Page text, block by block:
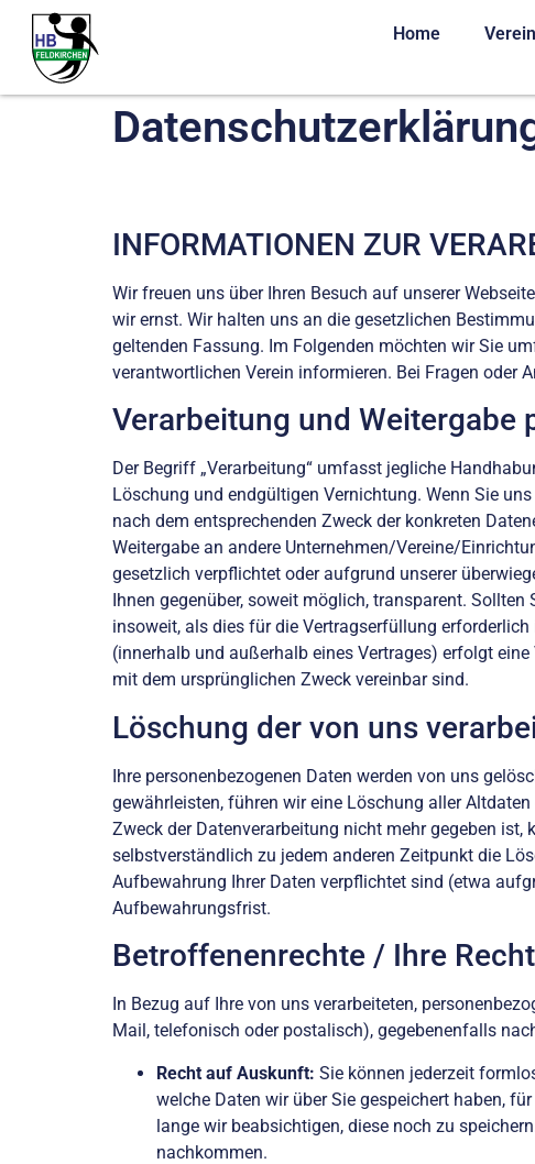
Home Verein
INFORMATIONEN ZUR
Wir freuen uns über Ihren Besuch auf unserer
wir ernst. Wir halten uns an die gesetzlichen
geltenden Fassung. Im Folgenden möchten wir Sie
verantwortlichen Verein informieren. Bei Fragen oder
Verarbeitung und Weitergabe
Der Begriff „Verarbeitung“ umfasst jegliche
Löschung und endgültigen Vernichtung. Wenn Sie
nach dem entsprechenden Zweck der konkreten
Weitergabe an andere Unternehmen/Vereine/
gesetzlich verpflichtet oder aufgrund unserer
Ihnen gegenüber, soweit möglich, transparent.
insoweit, als dies für die Vertragserfüllung
(innerhalb und außerhalb eines Vertrages) erfolgt
mit dem ursprünglichen Zweck vereinbar sind.
Löschung der von uns
Ihre personenbezogenen Daten werden von uns
gewährleisten, führen wir eine Löschung aller
Zweck der Datenverarbeitung nicht mehr gegeben ist,
selbstverständlich zu jedem anderen Zeitpunkt die
Aufbewahrung Ihrer Daten verpflichtet sind (etwa
Aufbewahrungsfrist.
Betroffenenrechte / Ihre
In Bezug auf Ihre von uns verarbeiteten,
Mail, telefonisch oder postalisch), gegebenenfalls
Recht auf Auskunft: Sie können jederzeit
welche Daten wir über Sie gespeichert haben,
lange wir beabsichtigen, diese noch zu
nachkommen.